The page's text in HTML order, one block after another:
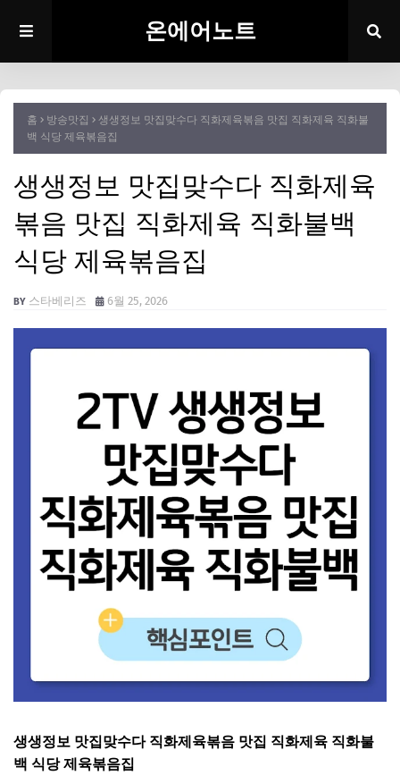
온에어노트
홈 방송맛집
생생정보 맛집맞수다 직화제육볶음 맛집 직화제육 직화불
백 식당 제육볶음집
생생정보 맛집맞수다 직화제육
볶음 맛집 직화제육 직화불백
식당 제육볶음집
스타베리즈 6월 25, 2026
생생정보 맛집맞수다 직화제육볶음 맛집 직화제육 직화불
백 식당 제육볶음집